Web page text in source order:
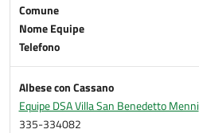
Comune
Nome Equipe
Telefono
Albese con Cassano
Equipe DSA Villa San Benedetto Menni
335-334082